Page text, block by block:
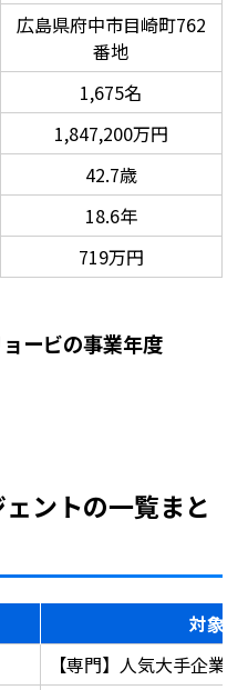
広島県府中市目崎町762
番地
1,675名
1,847,200万円
42.7歳
18.6年
719万円
ービの事業年度
ントの一覧まと
対象
【専門】人気大手企業